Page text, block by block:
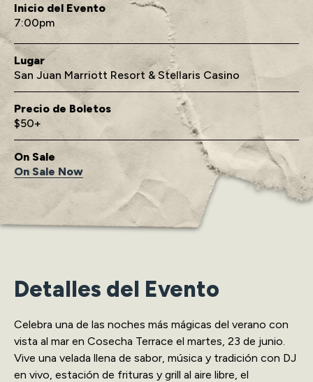
Inicio del Evento
7:00
Lugar
San Juan Marriott Resort & Stellaris Casino
Precio de Boletos
$50+
On Sale
On Sale Now
Detalles del Evento
Celebra una de las noches más mágicas del verano con
vista al mar en Cosecha Terrace el martes, 23 de junio.
Vive una velada llena de sabor, música y tradición con DJ
en vivo, estación de frituras y grill al aire libre, el